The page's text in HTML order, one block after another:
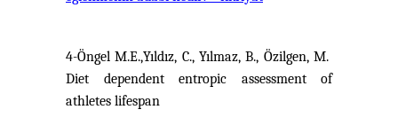
4-Öngel M.E.,Yıldız, C., Yılmaz, B., Özilgen, M.
Diet dependent entropic assessment of
athletes lifespan